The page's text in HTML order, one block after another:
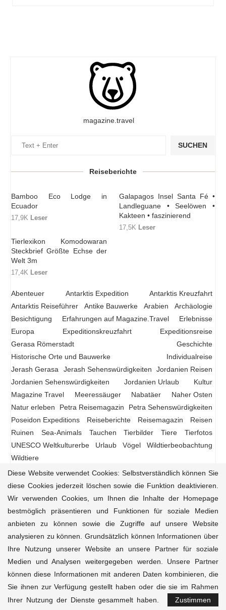
magazine.travel
SUCHEN
Reiseberichte
Bamboo Eco Lodge in
Ecuador
17,9K Leser
Galapagos Insel Santa Fé •
Landleguane • Seelöwen •
Kakteen • faszinierend
17,5K Leser
Tierlexikon Komodowaran
Steckbrief Größte Echse der
Welt 3m
17,4K Leser
Abenteuer Antarktis Expedition
Antarktis Kreuzfahrt
Antarktis Reiseführer
Antike Bauwerke Arabien
Archäologie
Besichtigung
Erfahrungen auf Magazine.Travel
Erlebnisse
Europa
Expeditionskreuzfahrt
Expeditionsreise
Gerasa Römerstadt
Geschichte
Historische Orte und Bauwerke
Individualreise
Jerash Gerasa
Jerash Sehenswürdigkeiten
Jordanien Reisen
Jordanien Sehenswürdigkeiten
Jordanien Urlaub
Kultur
Magazine Travel
Meeressäuger Nabatäer
Naher Osten
Natur erleben
Petra Reisemagazin
Petra Sehenswürdigkeiten
Poseidon Expeditions
Reiseberichte Reisemagazin
Reisen
Ruinen
Sea-Animals Tauchen Tierbilder Tiere
Tierfotos
UNESCO Weltkulturerbe
Urlaub Vögel
Wildtierbeobachtung
Wildtiere
Reisemagazin Reiseziele Reiseführer
Natur-Tiere
Kultur
Aktivitäten Unterkünfte
Kontakt
© 2020-2025 Magazine.Travel • Dein Kompass für
einzigartigen, ethischen Reisejournalismus • Powered
Internethilfe• Design & Inspiration durchPlatuxKunst mit
sozialem Impact für The Peace Nexus. Alle Rechte
Diese Website verwendet Cookies: Selbstverständlich können Sie
diese Cookies jederzeit löschen sowie die Funktion deaktivieren.
Wir verwenden Cookies, um Ihnen die Inhalte der Homepage
bestmöglich präsentieren und Funktionen für soziale Medien
anbieten zu können sowie die Zugriffe auf unsere Website
analysieren zu können. Grundsätzlich können Informationen über
Ihre Nutzung unserer Website an unsere Partner für soziale
Medien und Analysen weitergegeben werden. Unsere Partner
können diese Informationen mit anderen Daten kombinieren, die
Sie ihnen zur Verfügung gestellt haben oder die sie im Rahmen
Ihrer Nutzung der Dienste gesammelt haben.
Zustimmen